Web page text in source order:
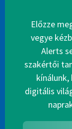
Előzze
vegye
Alerts
szakértői
digitális